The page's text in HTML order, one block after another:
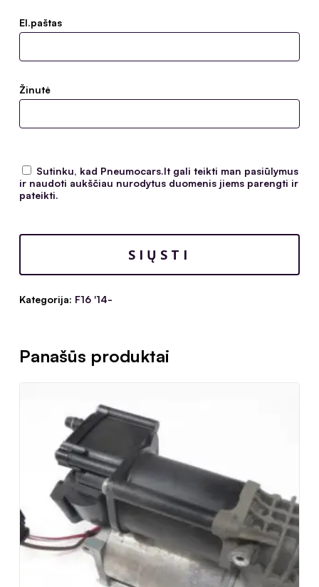
El.paštas
Žinutė
Sutinku, kad Pneumocars.lt gali teikti man pasiūlymus
ir naudoti aukščiau nurodytus duomenis jiems parengti ir
pateikti.
Kategorija: F16 '14-
Panašūs produktai